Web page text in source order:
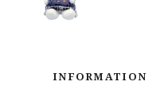
INFORMATION